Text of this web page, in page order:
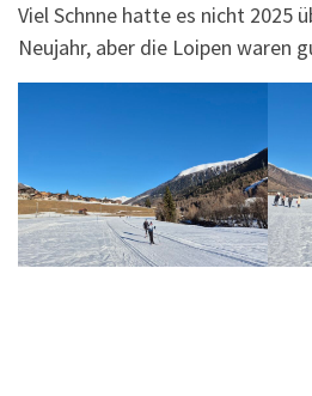
Viel Schnne hatte es nicht 2025
Neujahr, aber die Loipen waren